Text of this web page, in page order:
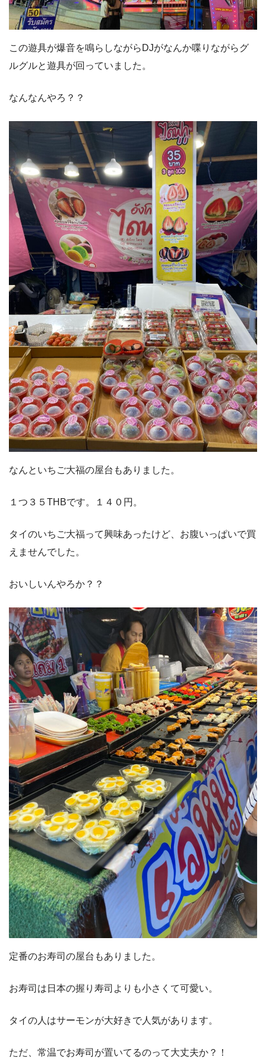
この遊具が爆音を鳴らしながらDJがなんか喋りながらグ
ルグルと遊具が回っていました。
なんなんやろ？？
なんといちご大福の屋台もありました。
１つ３５THBです。１４０円。
タイのいちご大福って興味あったけど、お腹いっぱいで買
えませんでした。
おいしいんやろか？？
定番のお寿司の屋台もありました。
お寿司は日本の握り寿司よりも小さくて可愛い。
タイの人はサーモンが大好きで人気があります。
ただ、常温でお寿司が置いてるのって大丈夫か？！